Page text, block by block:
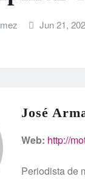
Jun 21,
José
Web: http://
Periodista de